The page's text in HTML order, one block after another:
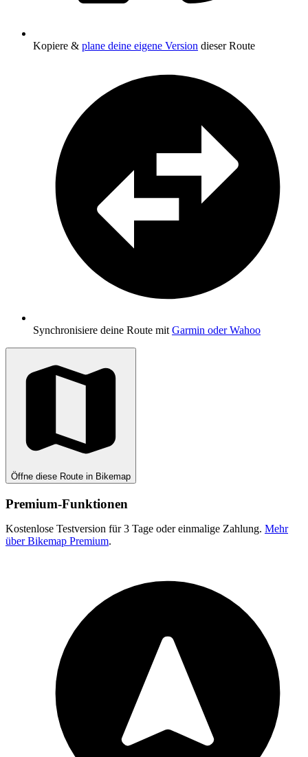
Kopiere & plane deine eigene Version dieser Route
Synchronisiere deine Route mit Garmin oder Wahoo
Öffne diese Route in Bikemap
Premium-Funktionen
Kostenlose Testversion für 3 Tage oder einmalige Zahlung. Mehr
über Bikemap Premium.